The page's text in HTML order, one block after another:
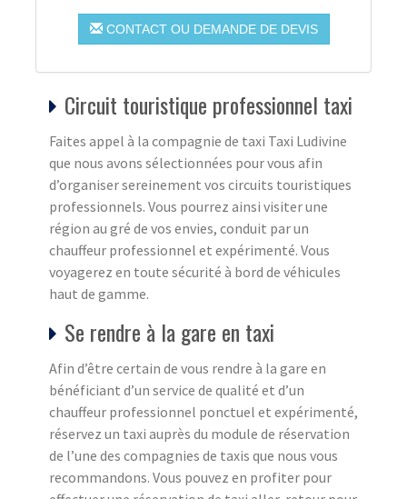
CONTACT OU DEMANDE DE DEVIS
Circuit touristique professionnel taxi
Faites appel à la compagnie de taxi Taxi Ludivine
que nous avons sélectionnées pour vous afin
d’organiser sereinement vos circuits touristiques
professionnels. Vous pourrez ainsi visiter une
région au gré de vos envies, conduit par un
chauffeur professionnel et expérimenté. Vous
voyagerez en toute sécurité à bord de véhicules
haut de gamme.
Se rendre à la gare en taxi
Afin d’être certain de vous rendre à la gare en
bénéficiant d’un service de qualité et d’un
chauffeur professionnel ponctuel et expérimenté,
réservez un taxi auprès du module de réservation
de l’une des compagnies de taxis que nous vous
recommandons. Vous pouvez en profiter pour